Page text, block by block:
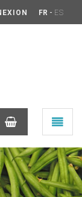
FR - ES
0
Ouvrir
le
menu